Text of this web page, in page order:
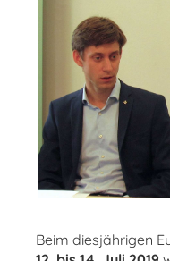
Beim diesjährigen